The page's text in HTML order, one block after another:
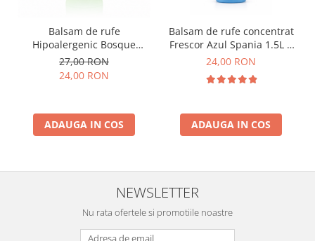
Balsam de rufe
Hipoalergenic Bosque
Verde Colonia Spania 2L
27,00 RON
24,00 RON
ADAUGA IN COS
Balsam de rufe concentrat
Frescor Azul Spania 1.5L +
0.5L BONUS
24,00 RON
ADAUGA IN COS
NEWSLETTER
Nu rata ofertele si promotiile noastre